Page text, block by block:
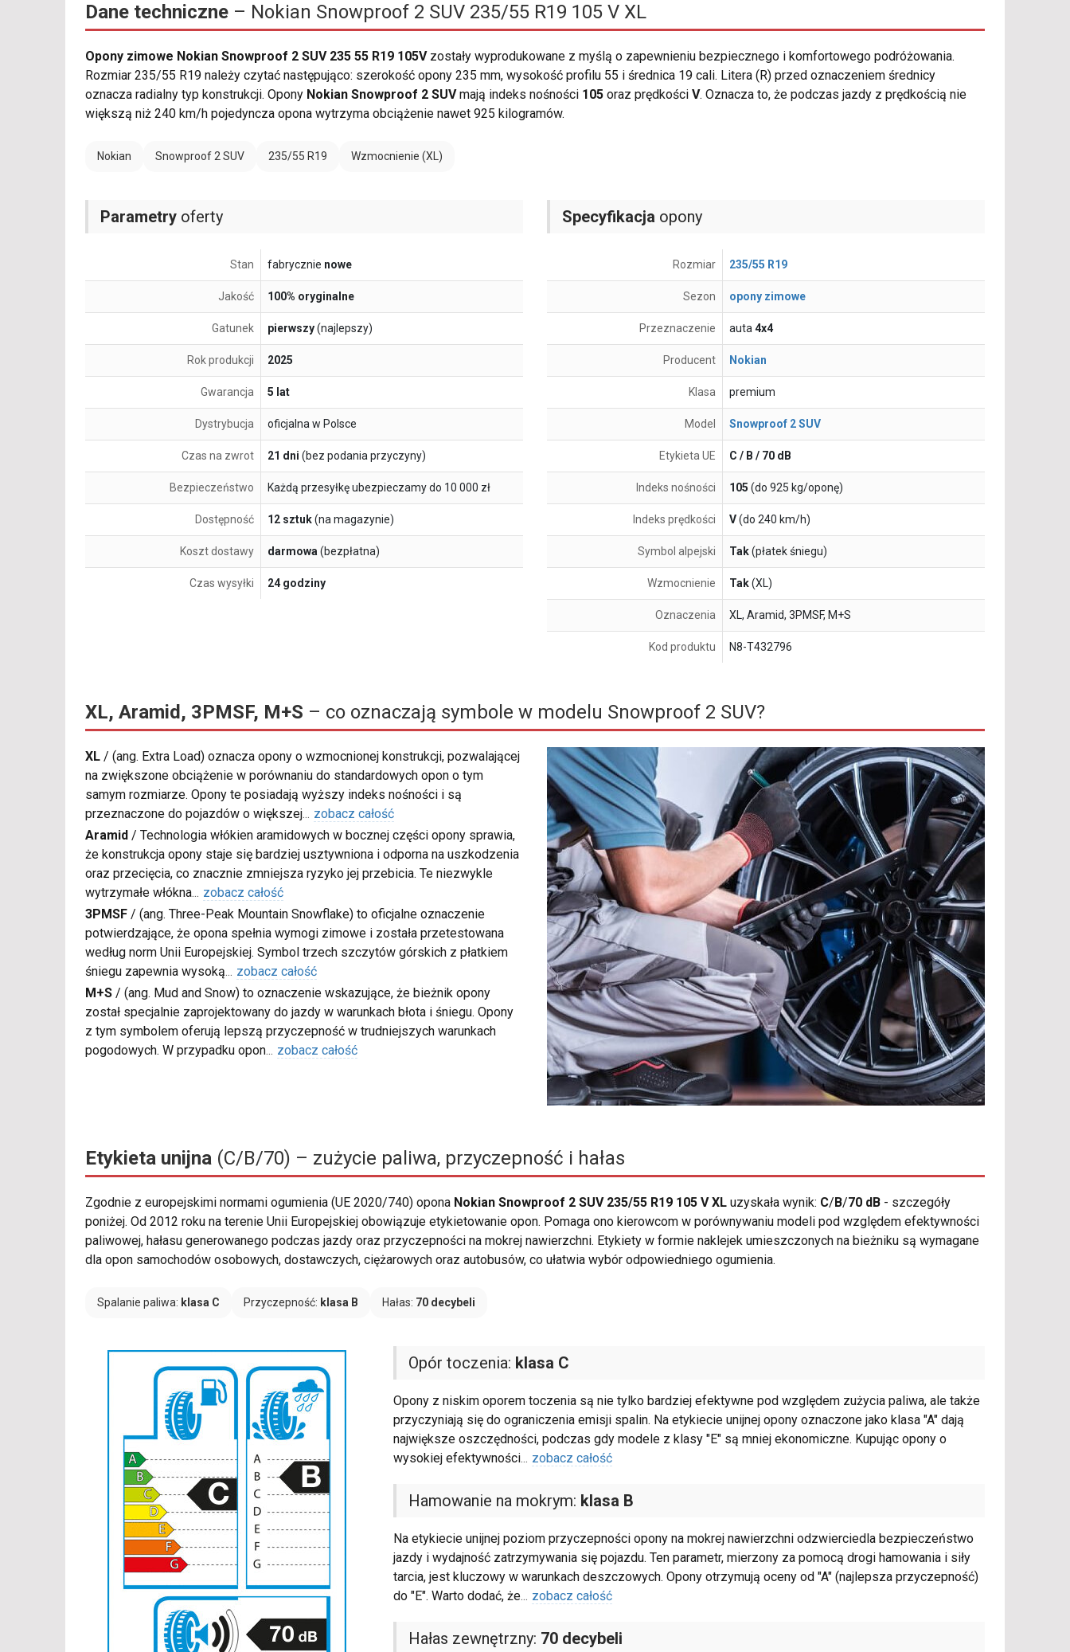
Dane techniczne – Nokian Snowproof 2 SUV 235/55 R19 105 V XL
Opony zimowe Nokian Snowproof 2 SUV 235 55 R19 105Vzostały wyprodukowane z myślą o zapewnieniu bezpiecznego i komfortowego podróżowania.
Rozmiar 235/55 R19 należy czytać następująco: szerokość opony 235 mm, wysokość profilu 55 i średnica 19 cali. Litera (R) przed oznaczeniem średnicy
oznacza radialny typ konstrukcji. Opony Nokian Snowproof 2 SUVmają indeks nośności 105 oraz prędkości V. Oznacza to, że podczas jazdy z prędkością nie
większą niż 240 km/h pojedyncza opona wytrzyma obciążenie nawet 925 kilogramów.
Nokian Snowproof 2 SUV 235/55 R19 Wzmocnienie (XL)
Parametry oferty
Stan fabrycznie nowe
Jakość 100% oryginalne
Gatunek pierwszy(najlepszy)
Rok produkcji 2025
Gwarancja 5 lat
Dystrybucja oficjalna w Polsce
Czas na zwrot 21 dni (bez podania przyczyny)
Bezpieczeństwo Każdą przesyłkę ubezpieczamy do 10 000 zł
Dostępność 12 sztuk(na magazynie)
Koszt dostawy darmowa(bezpłatna)
Czas wysyłki 24 godziny
Specyfikacja opony
Rozmiar 235/55 R19
Sezon opony zimowe
Przeznaczenie auta4x4
Producent Nokian
Klasa premium
Model Snowproof 2 SUV
Etykieta UE C / B / 70 dB
Indeks nośności 105 (do 925 kg/oponę)
Indeks prędkości V(do 240 km/h)
Symbol alpejski Tak(płatek śniegu)
Wzmocnienie Tak(XL)
Oznaczenia XL, Aramid, 3PMSF, M+S
Kod produktu N8-T432796
XL, Aramid, 3PMSF, M+S – co oznaczają symbole w modelu Snowproof 2 SUV?
XL / (ang. Extra Load) oznacza opony o wzmocnionej konstrukcji, pozwalającej
na zwiększone obciążenie w porównaniu do standardowych opon o tym
samym rozmiarze. Opony te posiadają wyższy indeks nośności i są
przeznaczone do pojazdów o większej... zobacz całość
Aramid / Technologia włókien aramidowych w bocznej części opony sprawia,
że konstrukcja opony staje się bardziej usztywniona i odporna na uszkodzenia
oraz przecięcia, co znacznie zmniejsza ryzyko jej przebicia. Te niezwykle
wytrzymałe włókna... zobacz całość
3PMSF / (ang. Three-Peak Mountain Snowflake) to oficjalne oznaczenie
potwierdzające, że opona spełnia wymogi zimowe i została przetestowana
według norm Unii Europejskiej. Symbol trzech szczytów górskich z płatkiem
śniegu zapewnia wysoką... zobacz całość
M+S / (ang. Mud and Snow) to oznaczenie wskazujące, że bieżnik opony
został specjalnie zaprojektowany do jazdy w warunkach błota i śniegu. Opony
z tym symbolem oferują lepszą przyczepność w trudniejszych warunkach
pogodowych. W przypadku opon... zobacz całość
Etykieta unijna (C/B/70) – zużycie paliwa, przyczepność i hałas
Zgodnie z europejskimi normami ogumienia (UE 2020/740) opona Nokian Snowproof 2 SUV 235/55 R19 105 V XL uzyskała wynik: C/ B/70 dB - szczegóły
poniżej. Od 2012 roku na terenie Unii Europejskiej obowiązuje etykietowanie opon. Pomaga ono kierowcom w porównywaniu modeli pod względem efektywności
paliwowej, hałasu generowanego podczas jazdy oraz przyczepności na mokrej nawierzchni. Etykiety w formie naklejek umieszczonych na bieżniku są wymagane
dla opon samochodów osobowych, dostawczych, ciężarowych oraz autobusów, co ułatwia wybór odpowiedniego ogumienia.
Spalanie paliwa: klasa C Przyczepność: klasa B Hałas: 70 decybeli
Opór toczenia: klasa C
Opony z niskim oporem toczenia są nie tylko bardziej efektywne pod względem zużycia paliwa, ale także
przyczyniają się do ograniczenia emisji spalin. Na etykiecie unijnej opony oznaczone jako klasa "A" dają
największe oszczędności, podczas gdy modele z klasy "E" są mniej ekonomiczne. Kupując opony o
wysokiej efektywności... zobacz całość
Hamowanie na mokrym: klasa B
Na etykiecie unijnej poziom przyczepności opony na mokrej nawierzchni odzwierciedla bezpieczeństwo
jazdy i wydajność zatrzymywania się pojazdu. Ten parametr, mierzony za pomocą drogi hamowania i siły
tarcia, jest kluczowy w warunkach deszczowych. Opony otrzymują oceny od "A" (najlepsza przyczepność)
do "E". Warto dodać, że... zobacz całość
Hałas zewnętrzny: 70 decybeli